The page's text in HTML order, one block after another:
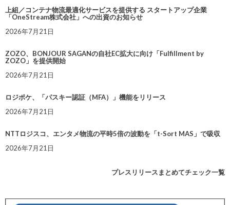
上組／コンテナ物流最適化サービスを提供する スタートアップ企業
「OneStream株式会社」への出資のお知らせ
2026年7月21日
ZOZO、BONJOUR SAGANの自社EC拡大に向け「Fulfillment by
ZOZO」を提供開始
2026年7月21日
ロジポケ、「パスキー認証（MFA）」機能をリリース
2026年7月21日
NTTロジスコ、エンタメ物流の平時5倍の波動を「t-Sort MAS」で吸収
2026年7月21日
プレスリリースまとめてチェック一覧